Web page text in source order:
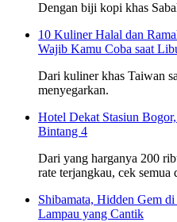
Dengan biji kopi khas
10 Kuliner Halal dan
Wajib Kamu Coba saat
Dari kuliner khas Taiwan
menyegarkan.
Hotel Dekat Stasiun
Bintang 4
Dari yang harganya 200
rate terjangkau, cek semua
Shibamata, Hidden Gem
Lampau yang Cantik